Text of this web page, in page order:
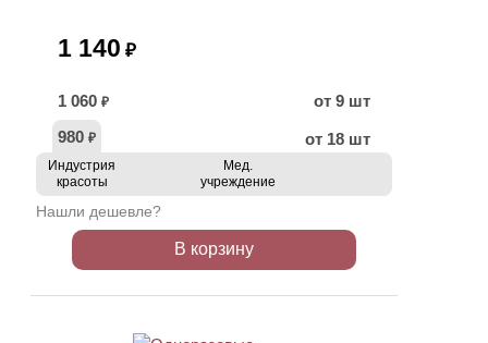
1 140 ₽
1 060 ₽
от 9 шт
980 ₽ от 18 шт
Индустрия
красоты
Мед.
учреждение
Нашли дешевле?
В корзину